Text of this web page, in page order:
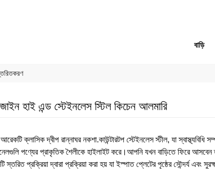
বাড়ি
হাই এন্ড স্টেইনলেস স্টিল কিচেন আলমারি
ক্লাসিক দ্বীপ রান্নাঘর নকশা.কাউন্টারটপ স্টেইনলেস স্টীল, যা স্বাস্থ্যবিধি
পণ্যের প্রাকৃতিক শৈলীকে হাইলাইট করে।আপনি যখন বাড়িতে ফিরে
স্তরিত প্রক্রিয়া দ্বারা প্রক্রিয়া করা হয় যা ইস্পাত প্লেটের পৃষ্ঠের সৌন্দর্য এবং